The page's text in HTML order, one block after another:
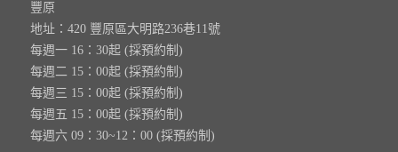
豐原
地址：420 豐原區大明路236巷11號
每週一 16：30起 (採預約制)
每週二 15：00起 (採預約制)
每週三 15：00起 (採預約制)
每週五 15：00起 (採預約制)
每週六 09：30~12：00 (採預約制)